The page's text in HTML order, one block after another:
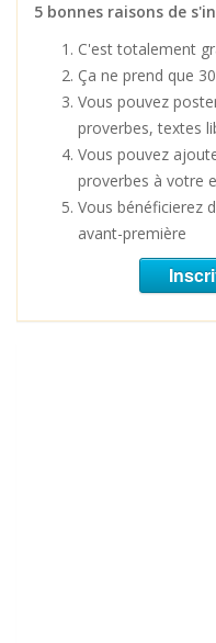
5 bonnes raisons de
C'est totalement
Ça ne prend que
Vous pouvez
proverbes, textes
Vous pouvez
proverbes à votre
Vous bénéficierez
avant-première